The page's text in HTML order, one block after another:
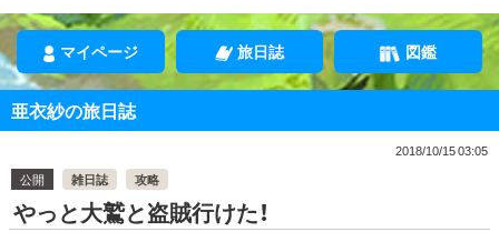
マイページ 旅日誌 図鑑
亜衣紗の旅日誌
2018/10/15 03:05
公開
雑日誌 攻略
やっと大鷲と盗賊行けた！